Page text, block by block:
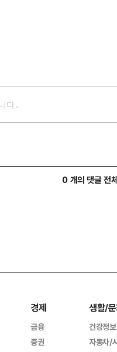
0 개의 댓글 전
경제
금융
증권
생활/
건강정보
자동차/